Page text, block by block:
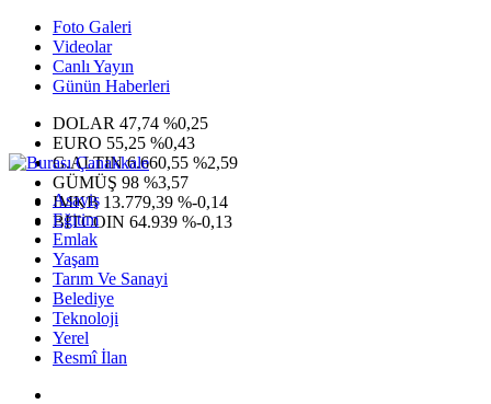
Foto Galeri
Videolar
Canlı Yayın
Günün Haberleri
DOLAR 47,74 %0,25
EURO 55,25 %0,43
G.ALTIN6.660,55 %2,59
GÜMÜŞ 98 %3,57
IMKB 13.779,39 %-0,14
BITCOIN 64.939 %-0,13
Asayiş
Eğitim
Emlak
Yaşam
Tarım Ve Sanayi
Belediye
Teknoloji
Yerel
Resmî İlan